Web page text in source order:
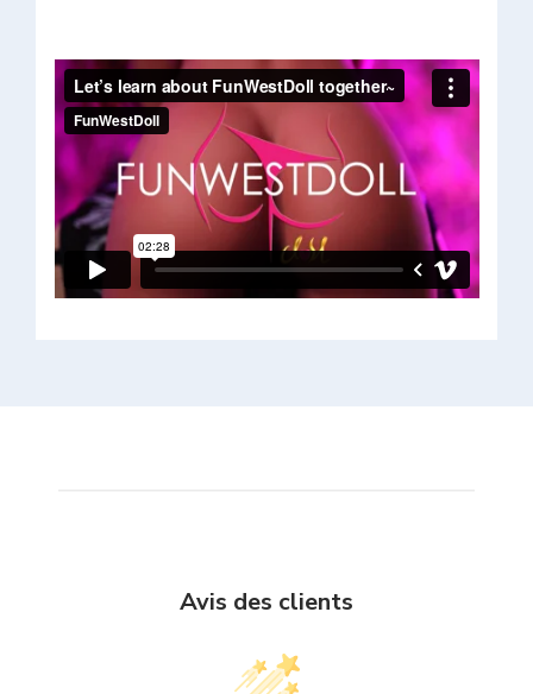
Avis des clients